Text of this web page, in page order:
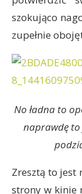
szokująco
zupełnie
No ładna to
naprawdę to
Zresztą to jest
strony w kinie